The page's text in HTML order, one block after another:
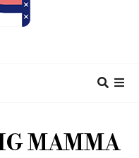
MAMMA